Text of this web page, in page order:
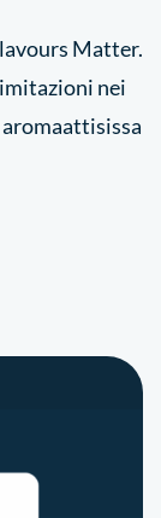
Matter.
nei